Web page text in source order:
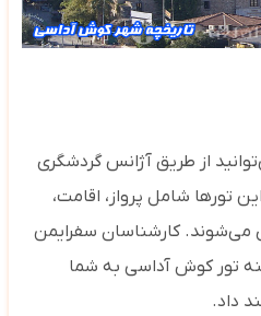
از طریق آژانس‌ گردشگری
تورها شامل پرواز، اقامت،
می‌شوند. کارشناسان سفرایمن
تور کوش آداسی به شما
داد.